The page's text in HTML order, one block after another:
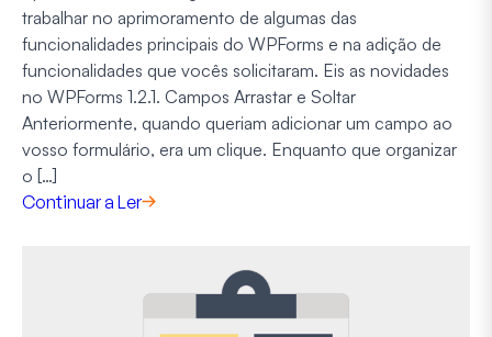
trabalhar no aprimoramento de algumas das
funcionalidades principais do WPForms e na adição de
funcionalidades que vocês solicitaram. Eis as novidades
no WPForms 1.2.1. Campos Arrastar e Soltar
Anteriormente, quando queriam adicionar um campo ao
vosso formulário, era um clique. Enquanto que organizar
o […]
Continuar a Ler